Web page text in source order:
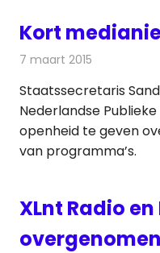
Kort
7 maart 2015
Staatssecretaris
Nederlandse
openheid te geven
van programma’s.
XLnt Radio en